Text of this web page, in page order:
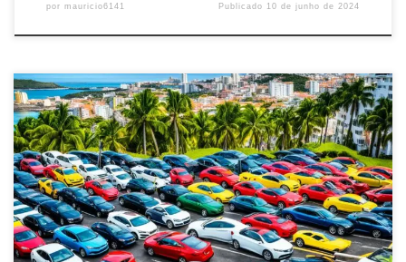
por mauricio6141 Publicado 10 de junho de 2024
Porto Seguro seguros: Proteja o que é importante para você com
soluções personalizadas de seguros residenciais, de automóveis,
vida segura e viagem. Corretora líder de mercado.